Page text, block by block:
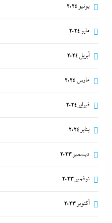
على الصين وروسيا
8 أغسطس، 2026
يونيو 2024
مايو 2024
أبريل 2024
مارس 2024
فبراير 2024
يناير 2024
ديسمبر 2023
نوفمبر 2023
أكتوبر 2023